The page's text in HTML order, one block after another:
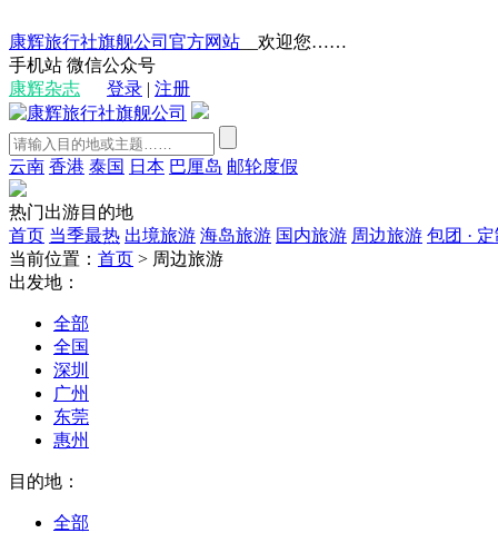
康辉旅行社旗舰公司官方网站 __欢迎您……
手机站 微信公众号
康辉杂志
登录 | 注册
云南 香港 泰国 日本 巴厘岛 邮轮度假
热门出游目的地
首页 当季最热 出境旅游 海岛旅游 国内旅游 周边旅游 包团 ·
当前位置： 首页 > 周边旅游
出发地：
全部
全国
深圳
广州
东莞
惠州
目的地：
全部